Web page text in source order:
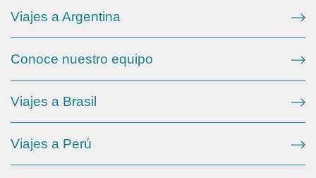
Viajes a Argentina
Conoce nuestro equipo
Viajes a Brasil
Viajes a Perú